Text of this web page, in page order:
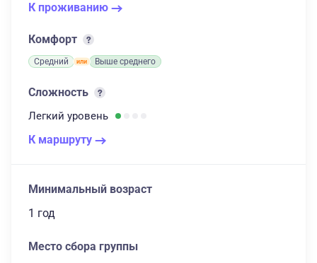
К проживанию
Комфорт
Средний Выше среднего
Сложность
Легкий уровень
К маршруту
Минимальный возраст
1 год
Место сбора группы